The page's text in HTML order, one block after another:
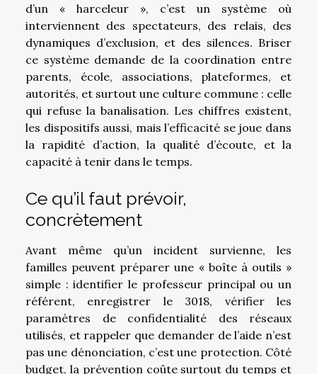
d’un « harceleur », c’est un système où
interviennent des spectateurs, des relais, des
dynamiques d’exclusion, et des silences. Briser
ce système demande de la coordination entre
parents, école, associations, plateformes, et
autorités, et surtout une culture commune : celle
qui refuse la banalisation. Les chiffres existent,
les dispositifs aussi, mais l’efficacité se joue dans
la rapidité d’action, la qualité d’écoute, et la
capacité à tenir dans le temps.
Ce qu’il faut prévoir,
concrètement
Avant même qu’un incident survienne, les
familles peuvent préparer une « boîte à outils »
simple : identifier le professeur principal ou un
référent, enregistrer le 3018, vérifier les
paramètres de confidentialité des réseaux
utilisés, et rappeler que demander de l’aide n’est
pas une dénonciation, c’est une protection. Côté
budget, la prévention coûte surtout du temps et